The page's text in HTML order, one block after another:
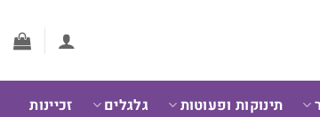
תינוקות ופעוטות גלגלים זכיינות